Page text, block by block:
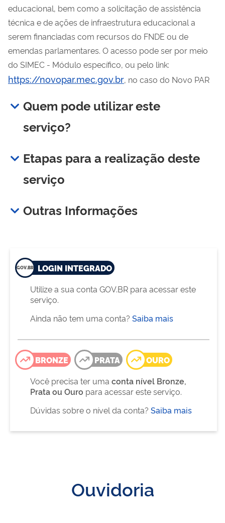
educacional, bem como a solicitação de assistência
técnica e de ações de infraestrutura educacional a
serem financiadas com recursos do FNDE ou de
emendas parlamentares. O acesso pode ser por meio
do SIMEC - Módulo específico, ou pelo link:
https://novopar.mec.gov.br, no caso do Novo PAR
Quem pode utilizar este
serviço?
Etapas para a realização deste
serviço
Outras Informações
LOGIN INTEGRADO
Utilize a sua conta GOV.BR para acessar este
serviço.
Ainda não tem uma conta? Saiba mais
BRONZE PRATA
OURO
Você precisa ter uma conta nível Bronze,
Prata ou Ouro para acessar este serviço.
Dúvidas sobre o nível da conta? Saiba mais
Ouvidoria